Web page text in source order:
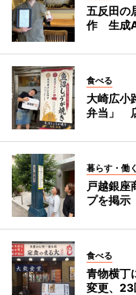
五反田の
作 生成
食べる
大崎広小
弁当」
暮らす・働く
戸越銀座
プを掲
食べる
青物横丁
変更、23